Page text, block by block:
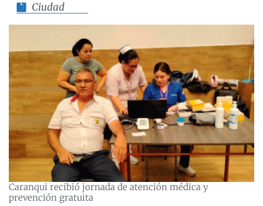
Ciudad
Caranqui recibió jornada de atención médica y
prevención gratuita